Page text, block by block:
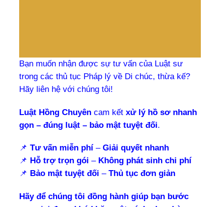
Bạn muốn nhận được sự tư vấn của Luật sư
trong các thủ tục Pháp lý về Di chúc, thừa kế?
Hãy liên hệ với chúng tôi!
Luật Hồng Chuyên cam kết xử lý hồ sơ nhanh
gọn – đúng luật – bảo mật tuyệt đối.
📌 Tư vấn miễn phí – Giải quyết nhanh
📌 Hỗ trợ trọn gói – Không phát sinh chi phí
📌 Bảo mật tuyệt đối – Thủ tục đơn giản
Hãy để chúng tôi đồng hành giúp bạn bước